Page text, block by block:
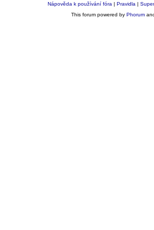
Nápověda k používání fóra | Pravidla |
This forum powered by Phorum